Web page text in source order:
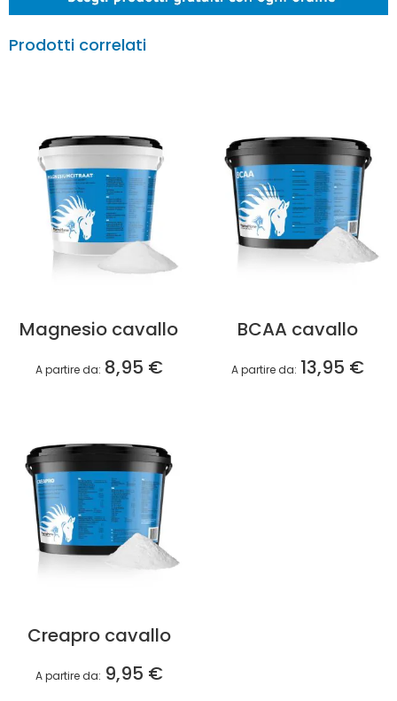
Prodotti correlati
Magnesio cavallo
A partire da 8,95 €
BCAA cavallo
A partire da 13,95 €
Creapro cavallo
A partire da 9,95 €